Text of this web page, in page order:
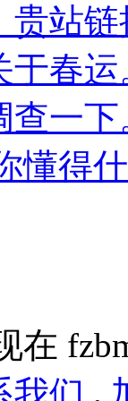
贵站
于春
查一
懂得
在